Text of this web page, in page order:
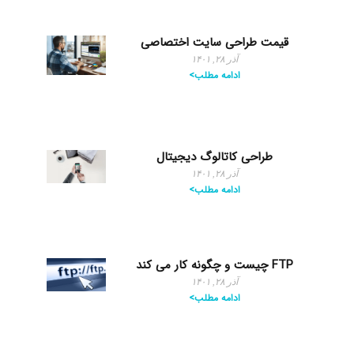
قیمت طراحی سایت اختصاصی
آذر ۲۸, ۱۴۰۱
ادامه مطلب>
طراحی کاتالوگ دیجیتال
آذر ۲۸, ۱۴۰۱
ادامه مطلب>
FTP چیست و چگونه کار می کند
آذر ۲۸, ۱۴۰۱
ادامه مطلب>